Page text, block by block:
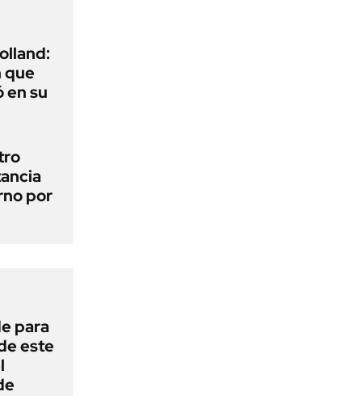
que
en su
por
para
este